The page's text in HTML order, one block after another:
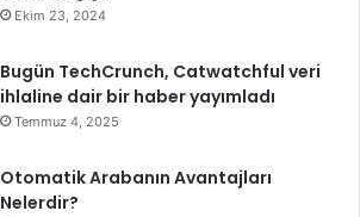
Ekim 23, 2024
Bugün TechCrunch, Catwatchful veri
ihlaline dair bir haber yayımladı
Temmuz 4, 2025
Otomatik Arabanın Avantajları
Nelerdir?